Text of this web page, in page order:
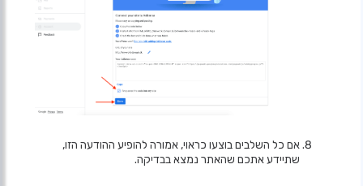
אם כל השלבים בוצעו כראוי, אמורה להופיע ההודעה הזו,
שתיידע אתכם שהאתר נמצא בבדיקה.